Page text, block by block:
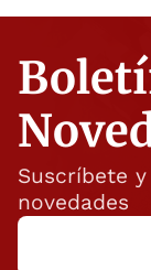
Suscríbete
novedades